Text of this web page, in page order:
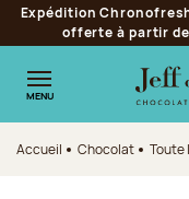
Aller à la navigation
Aller au contenu
Aller au pied de page
Expédition
offerte à partir
MENU
Accueil Chocolat Toute